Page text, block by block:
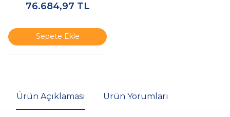
Ubuntu Dizüstü Bilgisayar
76.684,97 TL
Sepete Ekle
Ürün Açıklaması Ürün Yorumları